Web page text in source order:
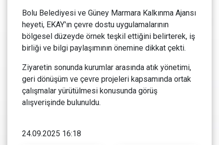
Bolu Belediyesi ve Güney Marmara Kalkınma Ajansı
heyeti, EKAY'ın çevre dostu uygulamalarının
bölgesel düzeyde örnek teşkil ettiğini belirterek, iş
birliği ve bilgi paylaşımının önemine dikkat çekti.
Ziyaretin sonunda kurumlar arasında atık yönetimi,
geri dönüşüm ve çevre projeleri kapsamında ortak
çalışmalar yürütülmesi konusunda görüş
alışverişinde bulunuldu.
24.09.2025 16:18